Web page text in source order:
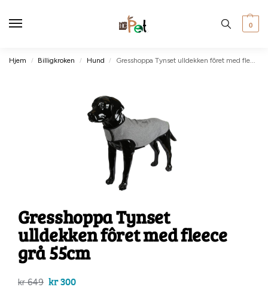
0
Hjem / Billigkroken / Hund / Gresshoppa Tynset ulldekken fôret med fleece grå 55cm
Gresshoppa Tynset
ulldekken fôret med fleece
grå 55cm
kr649 kr300